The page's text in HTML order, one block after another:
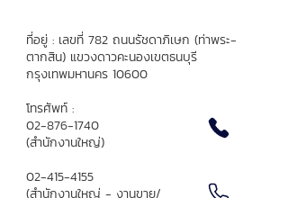
ที่อยู่ : เลขที่ 782 ถนนรัชดาภิเษก (ท่าพระ-
ตากสิน) แขวงดาวคะนองเขตธนบุรี
กรุงเทพมหานคร 10600
โทรศัพท์ :
02-876-1740
(สำนักงานใหญ่)
02-415-4155